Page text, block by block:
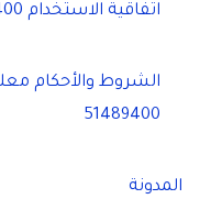
اتفاقية الاستخدام 51489400
الشروط والأحكام
51489400
المدونة